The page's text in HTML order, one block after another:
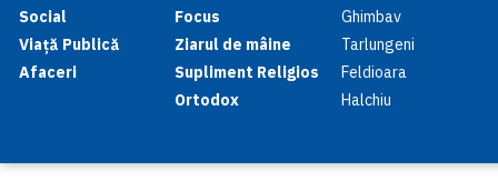
Social
Viață Publică
Afaceri
Focus
Ziarul de mâine
Supliment Religios
Ortodox
Ghimbav
Tarlungeni
Feldioara
Halchiu